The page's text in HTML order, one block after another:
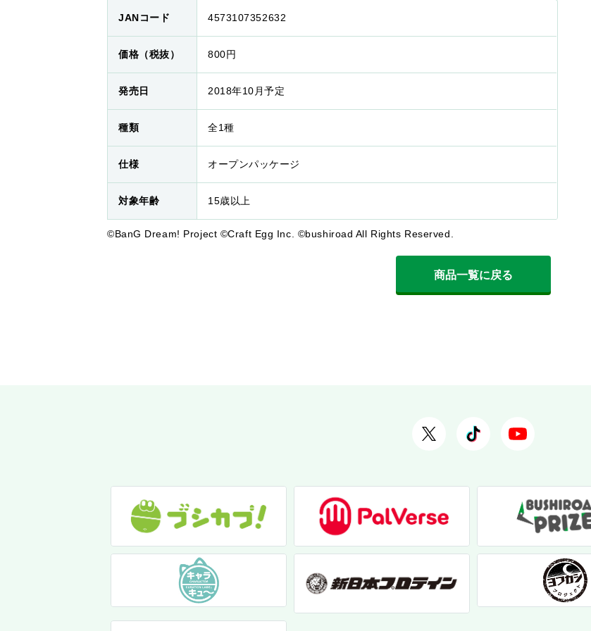
JANコード 4573107352632
価格（税抜） 800円
発売日 2018年10月予定
種類 全1種
仕様 オープンパッケージ
対象年齢 15歳以上
©BanG Dream! Project ©Craft Egg Inc. ©bushiroad All Rights Reserved.
商品一覧に戻る